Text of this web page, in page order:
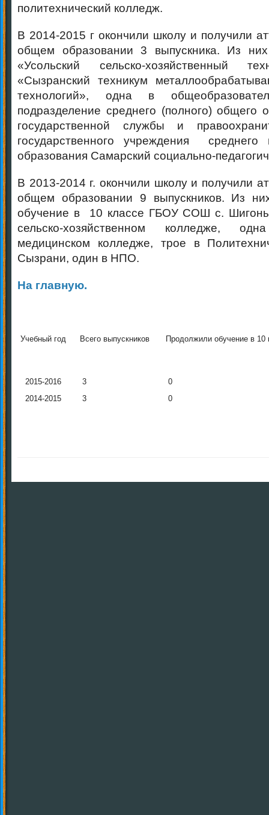
политехнический колледж.
В 2014-2015 г окончили школу и получили
общем образовании 3 выпускника. Из
«Усольский сельско-хозяйственный
«Сызранский техникум
технологий», одна в
подразделение среднего (полного) общего
государственной службы и
государственного учреждения среднего
образования Самарский социально-
В 2013-2014 г. окончили школу и получили
общем образовании 9 выпускников. Из
обучение в 10 классе ГБОУ СОШ с.
сельско-хозяйственном колледже,
медицинском колледже, трое в
Сызрани, один в НПО.
На главную.
Учебный год Всего выпускников Продолжили обучение в 10
2015-2016 3
0
2014-2015
3 0